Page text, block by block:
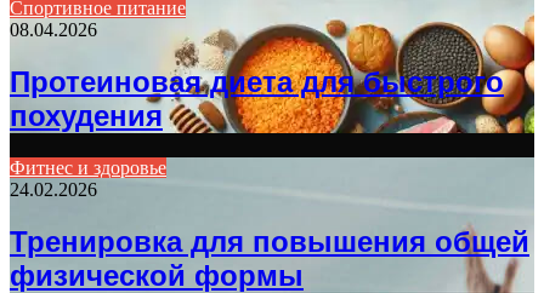
Спортивное питание
08.04.2026
Протеиновая диета для быстрого
похудения
Фитнес и здоровье
24.02.2026
Тренировка для повышения общей
физической формы